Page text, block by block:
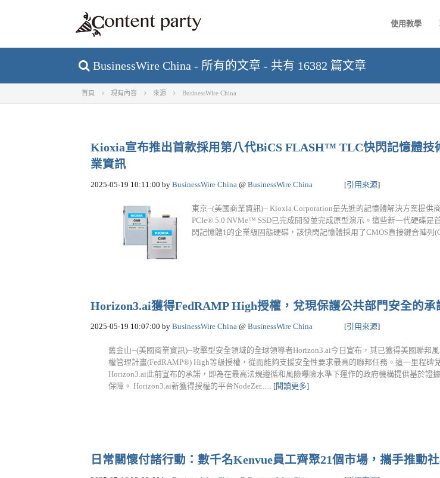
使用教學
BusinessWire China - 所有的文章 - 共有 16382 篇文章
首頁 現有內容 來源 BusinessWire China
Kioxia宣布推出首款採用第八代BiCS FLASH™ TLC快閃記憶體技
業資訊
2025-05-19 10:11:00 by BusinessWire China @ BusinessWire China [引用來源]
東京--(美國商業資訊)-- Kioxia Corporation是先進的記憶體解決方案提供
PCIe® 5.0 NVMe™ SSD已完成開發並完成原型演示。這些新一代硬碟
閃記憶體1的企業級固態硬碟，該快閃記憶體採用了CMOS直接鍵合陣列
Horizon3.ai獲得FedRAMP High授權，兌現保護公共部門安全的承
2025-05-19 10:07:00 by BusinessWire China @ BusinessWire China [引用來源]
舊金山--(美國商業資訊)--攻擊型安全領域的全球領導者Horizon3.ai今日宣布，其已獲得美國聯邦
權管理計畫(FedRAMP®) High等級授權，從而能夠支援安全性要求最高的聯邦任務。這一里程碑
Horizon3.ai此前宣布的承諾，即為在最高法規遵循和風險曝險水準下運作的政府機構提供基於證
保障。 Horizon3.ai新獲得授權的平台NodeZer...... [閱讀更多]
日常關懷付諸行動：數千名Kenvue員工齊聚21個市場，攜手推動